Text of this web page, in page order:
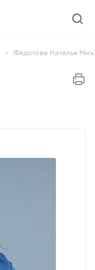
Федотова Наталья